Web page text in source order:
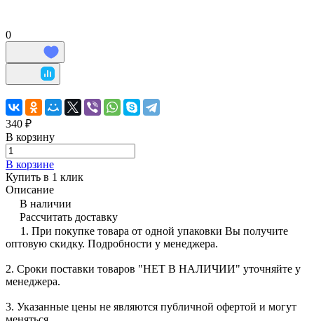
0
340 ₽
В корзину
В корзине
Купить в 1 клик
Описание
В наличии
Рассчитать доставку
1. При покупке товара от одной упаковки Вы получите
оптовую скидку. Подробности у менеджера.
2. Сроки поставки товаров "НЕТ В НАЛИЧИИ" уточняйте у
менеджера.
3. Указанные цены не являются публичной офертой и могут